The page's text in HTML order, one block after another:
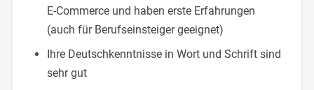
E-Commerce und haben erste Erfahrungen
(auch für Berufseinsteiger geeignet)
Ihre Deutschkenntnisse in Wort und Schrift sind
sehr gut